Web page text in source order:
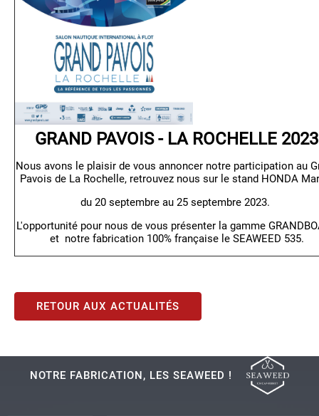
GRAND PAVOIS - LA ROCHELLE 2023
Nous avons le plaisir de vous annoncer notre participation au
Pavois de La Rochelle, retrouvez nous sur le stand HONDA
du 20 septembre au 25 septembre 2023.
L'opportunité pour nous de vous présenter la gamme
et notre fabrication 100% française le SEAWEED 535.
RETOUR AUX ACTUALITÉS
NOTRE FABRICATION, LES SEAWEED !